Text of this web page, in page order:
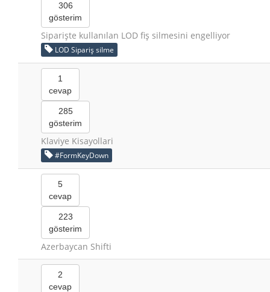
306
gösterim
Siparişte kullanılan LOD fiş silmesini engelliyor
LOD Sipariş silme
1
cevap
285
gösterim
Klaviye Kisayollari
#FormKeyDown
5
cevap
223
gösterim
Azerbaycan Shifti
2
cevap